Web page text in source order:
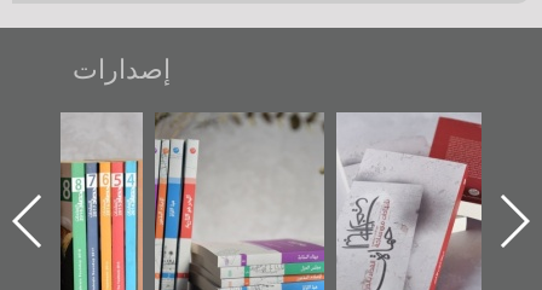
إصدارات
"حماة الباب الأخير":
الإصدار الأول عن
اعتصام الدراز
وأحداث ساحة
الفداء لمركز أوال
للدراسات والتوثيق
تصنيف موضوعي
للوثائق البريطانية
يقدمه «مركز أوال»
في سلسلة من 5
كتب
تصدر حصاد
الساحات 2019